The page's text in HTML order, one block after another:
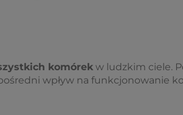
komórekw ludzkim ciele.
wpływ na funkcjonowanie